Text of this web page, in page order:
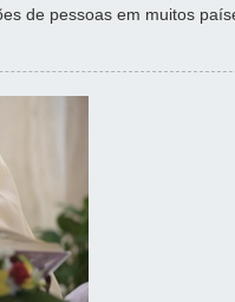
de pessoas em muitos